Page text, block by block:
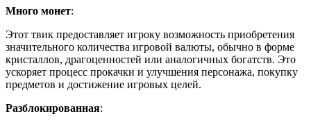
Много монет:
Этот твик предоставляет игроку возможность приобретения
значительного количества игровой валюты, обычно в форме
кристаллов, драгоценностей или аналогичных богатств. Это
ускоряет процесс прокачки и улучшения персонажа, покупку
предметов и достижение игровых целей.
Разблокированная: